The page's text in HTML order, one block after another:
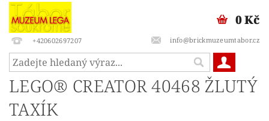
+420602697207 info@brickmuzeumtabor.cz
0 Kč
LEGO® CREATOR 40468 ŽLUTÝ
TAXÍK